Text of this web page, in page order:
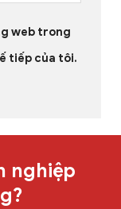
web trong
tiếp của tôi.
nghiệp